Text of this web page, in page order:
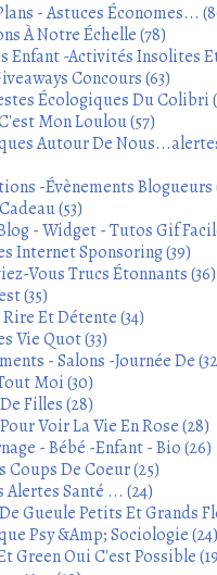
- Astuces Économes...
À Notre Échelle (78)
Enfant -Activités Insolites
Concours (63)
Écologiques Du Colibri
Mon Loulou (57)
Autour De
-Évènements Blogueurs
(53)
- Widget - Tutos Gif
Internet Sponsoring (39)
Vous Trucs Étonnants (36)
(35)
Et Détente (34)
Vie Quot (33)
- Salons -Journée De
Moi (30)
Filles (28)
Voir La Vie En Rose (28)
- Bébé -Enfant - Bio (26)
Coups De Coeur (25)
Alertes Santé ... (24)
Gueule Petits Et Grands
Psy &Amp; Sociologie (24)
Green Oui C'est Possible